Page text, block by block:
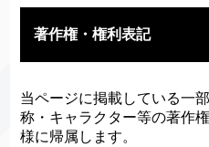
著作権・権利表記
当ページに掲載している一
称・キャラクター等の著作
様に帰属します。